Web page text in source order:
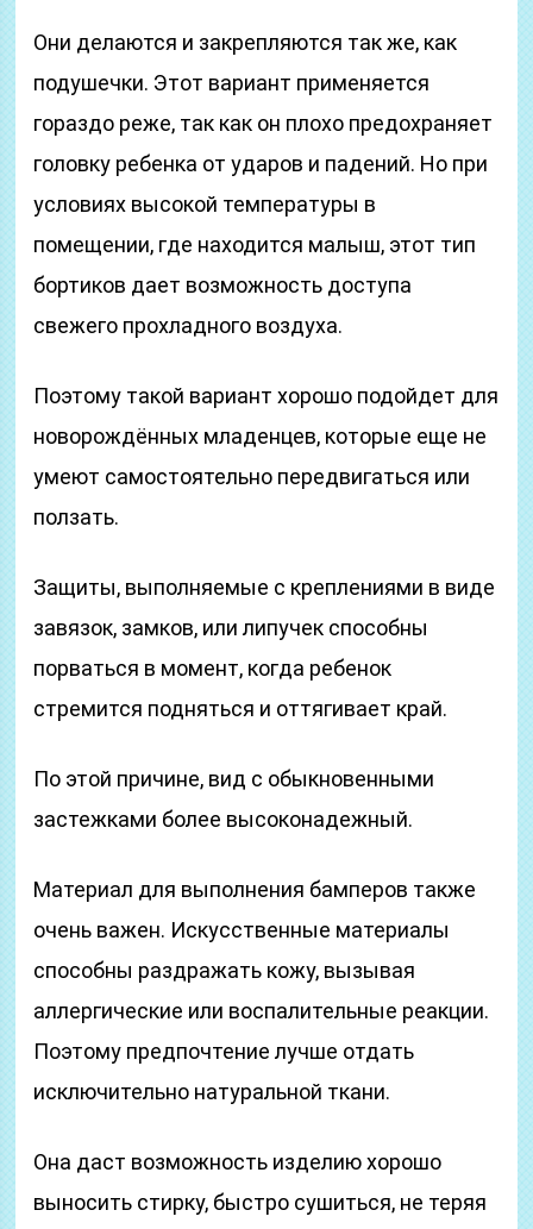
Они делаются и закрепляются так же, как
подушечки. Этот вариант применяется
гораздо реже, так как он плохо предохраняет
головку ребенка от ударов и падений. Но при
условиях высокой температуры в
помещении, где находится малыш, этот тип
бортиков дает возможность доступа
свежего прохладного воздуха.
Поэтому такой вариант хорошо подойдет для
новорождённых младенцев, которые еще не
умеют самостоятельно передвигаться или
ползать.
Защиты, выполняемые с креплениями в виде
завязок, замков, или липучек способны
порваться в момент, когда ребенок
стремится подняться и оттягивает край.
По этой причине, вид с обыкновенными
застежками более высоконадежный.
Материал для выполнения бамперов также
очень важен. Искусственные материалы
способны раздражать кожу, вызывая
аллергические или воспалительные реакции.
Поэтому предпочтение лучше отдать
исключительно натуральной ткани.
Она даст возможность изделию хорошо
выносить стирку, быстро сушиться, не теряя